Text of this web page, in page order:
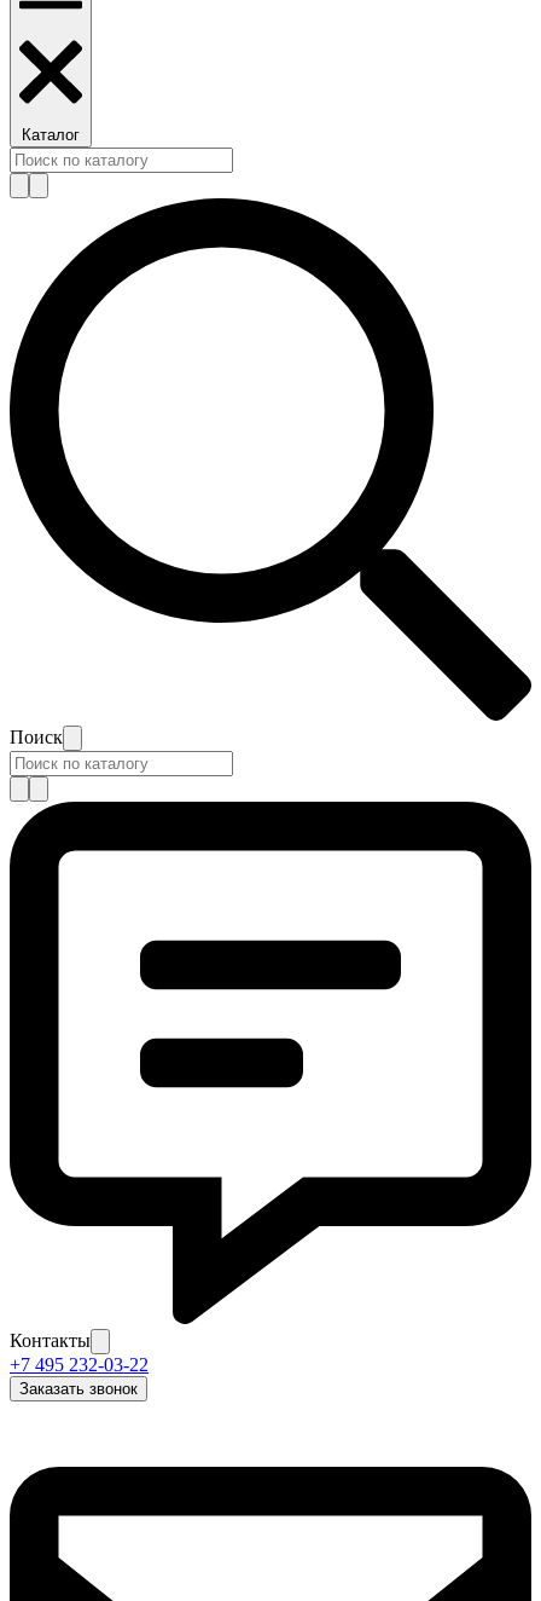
Каталог
Поиск
Контакты
+7 495 232-03-22
Заказать звонок